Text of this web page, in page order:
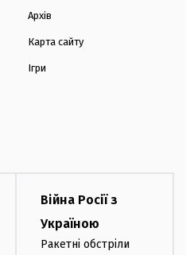
Архів
Карта сайту
Ігри
Війна Росії з
Україною
Ракетні обстріли